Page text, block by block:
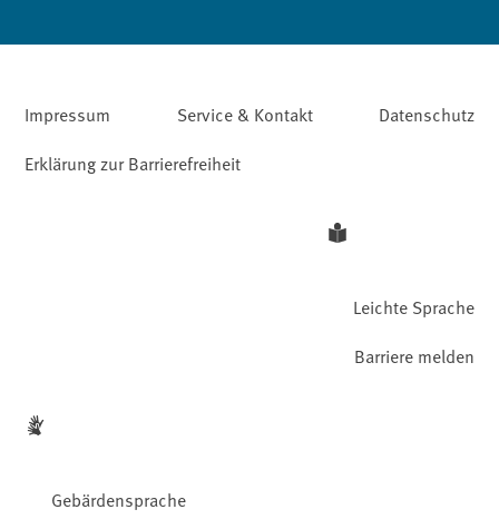
Impressum Service & Kontakt
Datenschutz
Erklärung zur Barrierefreiheit
Leichte Sprache
Gebärdensprache
Barriere melden